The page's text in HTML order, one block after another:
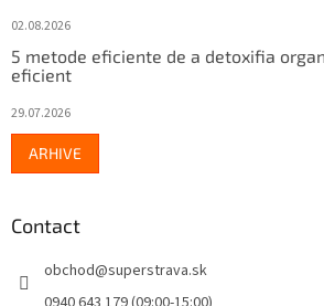
02.08.2026
5 metode eficiente de a detoxifia
eficient
29.07.2026
ARHIVE
Contact
obchod@superstrava.sk